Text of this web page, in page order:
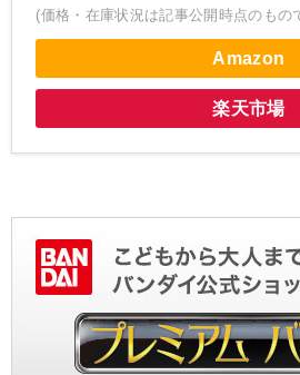
(価格・在庫状況は記事公開時点のもの
Amazon
楽天市場